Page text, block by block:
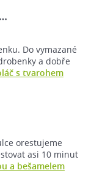
Do vymazané
a dobře
s tvarohem
orestujeme
asi 10 minut
a bešamelem